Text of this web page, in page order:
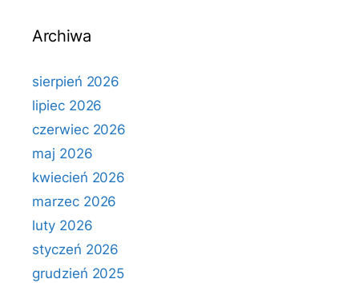
Archiwa
sierpień 2026
lipiec 2026
czerwiec 2026
maj 2026
kwiecień 2026
marzec 2026
luty 2026
styczeń 2026
grudzień 2025